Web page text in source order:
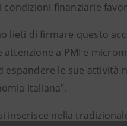
finanziarie
lieti di firmare questo
a PMI e
le sue attività
italiana".
inserisce nella